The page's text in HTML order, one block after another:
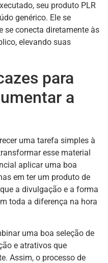
seu produto PLR
genérico. Ele se
se conecta diretamente às
elevando suas
para
a
uma tarefa simples à
esse material
aplicar uma boa
em ter um produto de
a divulgação e a forma
toda a diferença na hora
uma boa seleção de
e atrativos que
Assim, o processo de